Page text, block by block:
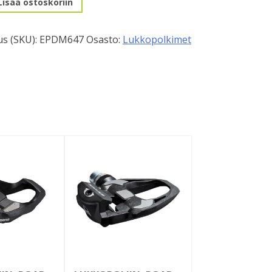
(SKU): EPDM647Osasto: Lukkopolkimet